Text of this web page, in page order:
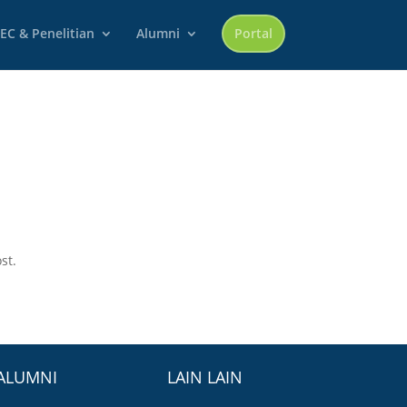
& Penelitian Alumni Portal
LAIN LAIN